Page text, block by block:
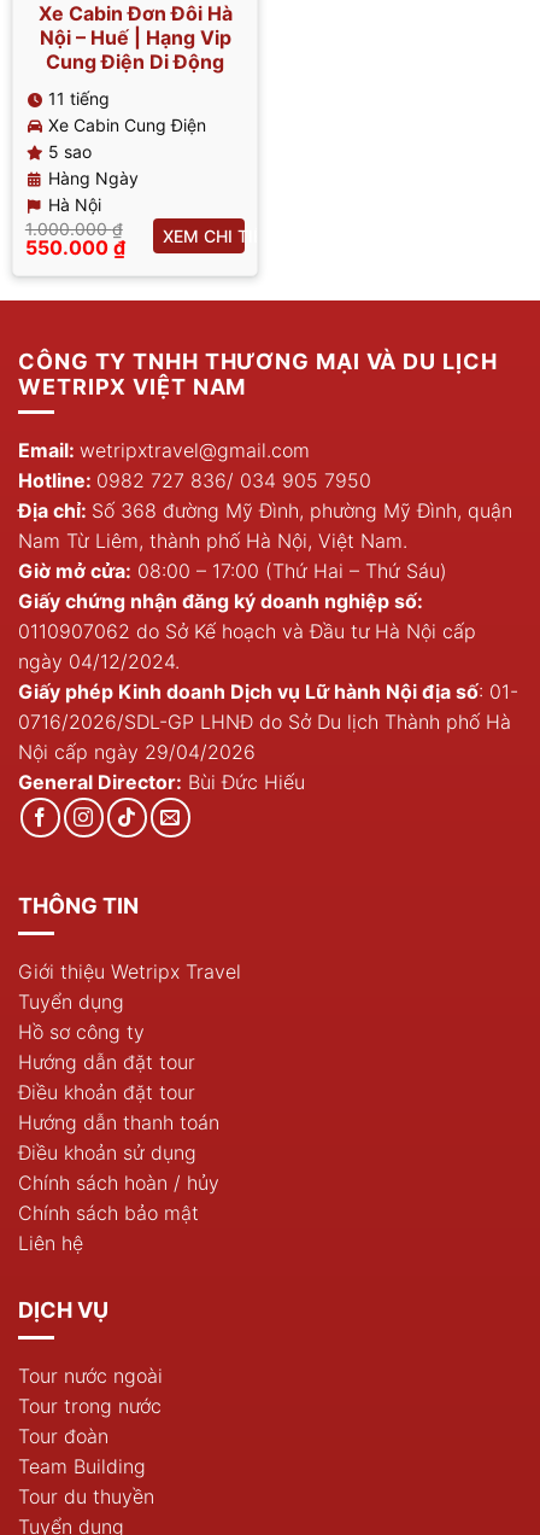
Xe Cabin Đơn Đôi Hà
Nội – Huế | Hạng Vip
Cung Điện Di Động
11 tiếng
Xe Cabin Cung Điện
5 sao
Hàng Ngày
Hà Nội
1.000.000₫
Giá
là:
1.000.000 ₫.
550.000 ₫
hiện
tại
550.000 ₫.
XEM CHI TIẾT
CÔNG TY TNHH THƯƠNG MẠI VÀ DU LỊCH
WETRIPX VIỆT NAM
Email: wetripxtravel@gmail.com
Hotline: 0982 727 836/ 034 905 7950
Địa chỉ: Số 368 đường Mỹ Đình, phường Mỹ Đình, quận
Nam Từ Liêm, thành phố Hà Nội, Việt Nam.
Giờ mở cửa: 08:00 – 17:00 (Thứ Hai – Thứ Sáu)
Giấy chứng nhận đăng ký doanh nghiệp số:
0110907062 do Sở Kế hoạch và Đầu tư Hà Nội cấp
ngày 04/12/2024.
Giấy phép Kinh doanh Dịch vụ Lữ hành Nội địa số: 01-
0716/2026/SDL-GP LHNĐ do Sở Du lịch Thành phố Hà
Nội cấp ngày 29/04/2026
General Director: Bùi Đức Hiếu
THÔNG TIN
Giới thiệu Wetripx Travel
Tuyển dụng
Hồ sơ công ty
Hướng dẫn đặt tour
Điều khoản đặt tour
Hướng dẫn thanh toán
Điều khoản sử dụng
Chính sách hoàn / hủy
Chính sách bảo mật
Liên hệ
DỊCH VỤ
Tour nước ngoài
Tour trong nước
Tour đoàn
Team Building
Tour du thuyền
Tuyển dụng